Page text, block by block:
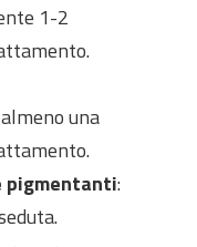
1-2
una
pigmentanti: